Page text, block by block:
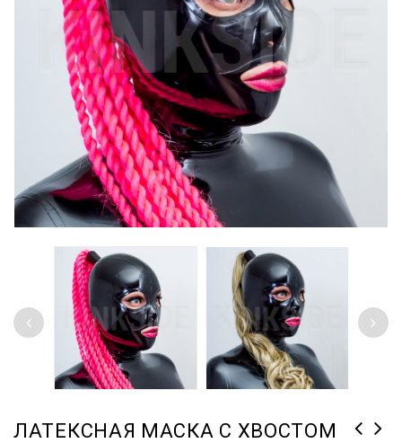
ЛАТЕКСНАЯ МАСКА С ХВОСТОМ